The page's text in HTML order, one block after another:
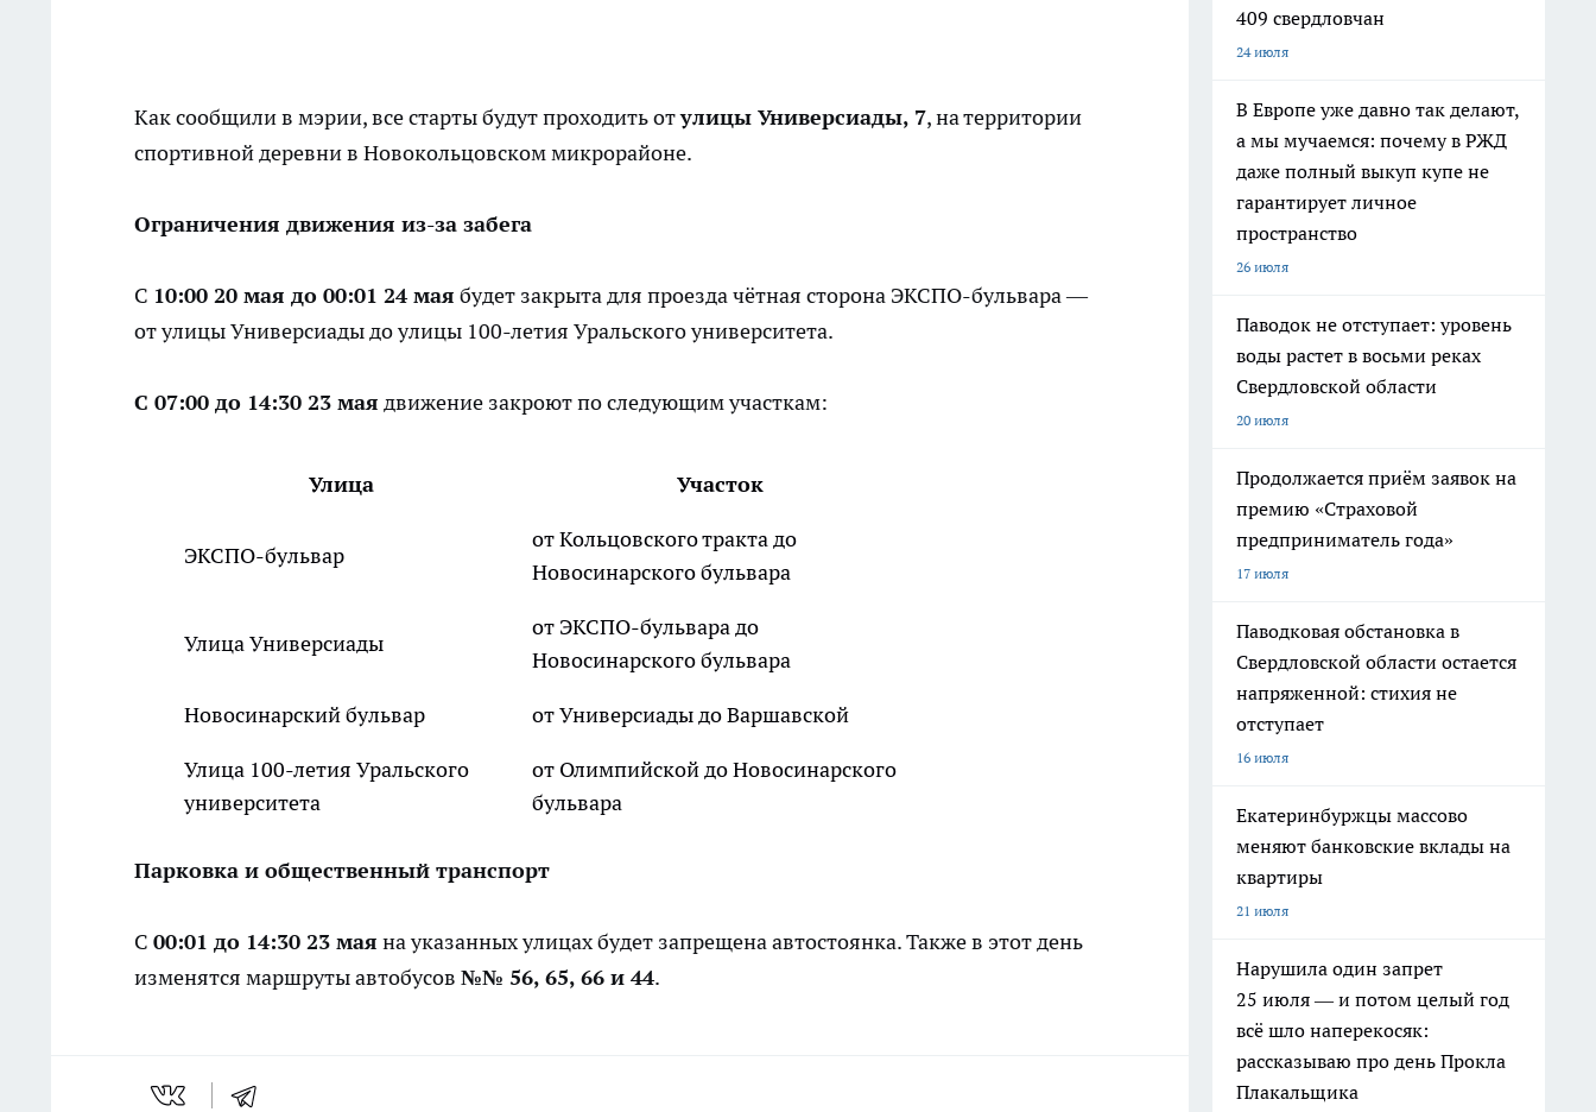
Как сообщили в мэрии, все старты будут проходить отулицы Универсиады, 7, на территории
спортивной деревни в Новокольцовском микрорайоне.
Ограничения движения из-за забега
С 10:00 20 мая до 00:01 24 мая будет закрыта для проезда чётная сторона ЭКСПО-бульвара —
от улицы Универсиады до улицы 100-летия Уральского университета.
С 07:00 до 14:30 23 мая движение закроют по следующим участкам:
Улица Участок
ЭКСПО-бульвар
от Кольцовского тракта до
Новосинарского бульвара
Улица Универсиады
от ЭКСПО-бульвара до
Новосинарского бульвара
Новосинарский бульвар
от Универсиады до Варшавской
Улица 100-летия Уральского
университета
от Олимпийской до Новосинарского
бульвара
Парковка и общественный транспорт
С 00:01 до 14:30 23 мая на указанных улицах будет запрещена автостоянка. Также в этот день
изменятся маршруты автобусов №№ 56, 65, 66 и 44.
409 свердловчан
24 июля
В Европе уже давно так делают,
а мы мучаемся: почему в РЖД
даже полный выкуп купе не
гарантирует личное
пространство
26 июля
Паводок не отступает: уровень
воды растет в восьми реках
Свердловской области
20 июля
Продолжается приём заявок на
премию «Страховой
предприниматель года»
17 июля
Паводковая обстановка в
Свердловской области остается
напряженной: стихия не
отступает
16 июля
Екатеринбуржцы массово
меняют банковские вклады на
квартиры
21 июля
Нарушила один запрет
25 июля — и потом целый год
всё шло наперекосяк:
рассказываю про день Прокла
Плакальщика